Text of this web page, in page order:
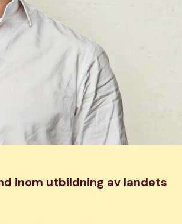
inom utbildning av landets